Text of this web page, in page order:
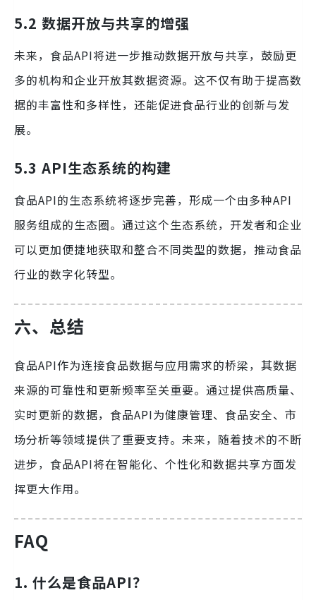
5.2 数据开放与共享的增强
未来，食品API将进一步推动数据开放与共享，鼓励更
多的机构和企业开放其数据资源。这不仅有助于提高数
据的丰富性和多样性，还能促进食品行业的创新与发
展。
5.3 API生态系统的构建
食品API的生态系统将逐步完善，形成一个由多种API
服务组成的生态圈。通过这个生态系统，开发者和企业
可以更加便捷地获取和整合不同类型的数据，推动食品
行业的数字化转型。
六、总结
食品API作为连接食品数据与应用需求的桥梁，其数据
来源的可靠性和更新频率至关重要。通过提供高质量、
实时更新的数据，食品API为健康管理、食品安全、市
场分析等领域提供了重要支持。未来，随着技术的不断
进步，食品API将在智能化、个性化和数据共享方面发
挥更大作用。
FAQ
1. 什么是食品API？